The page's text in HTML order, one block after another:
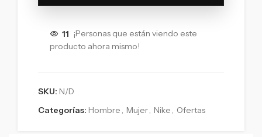
11 ¡Personas que están viendo este
producto ahora mismo!
SKU: N/D
Categorías: Hombre , Mujer, Nike , Ofertas